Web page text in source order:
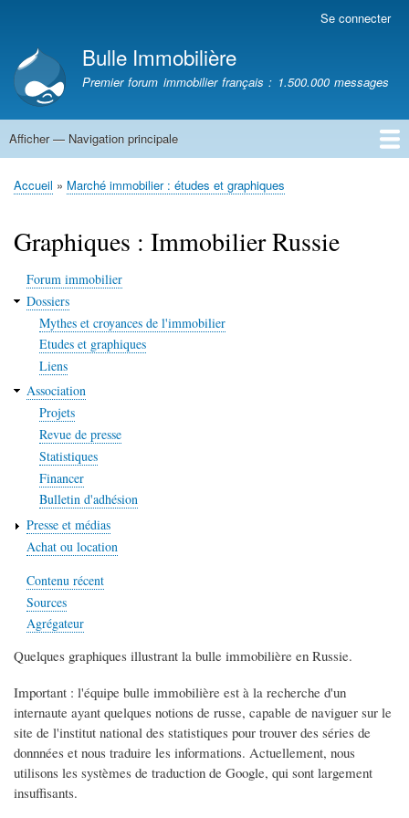
contenu
principal
compte
de
l'utilisateur
Se connecter
Bulle Immobilière
Premier forum immobilier français : 1.500.000 messages
Navigation
Afficher — Navigation principale
Accueil
Fil
Accueil Marché immobilier : études et graphiques
Graphiques : Immobilier Russie
Forum immobilier
Dossiers
Mythes et croyances de l'immobilier
Etudes et graphiques
Liens
Association
Projets
Revue de presse
Statistiques
Financer
Bulletin d'adhésion
Presse et médias
Achat ou location
Contenu récent
Sources
Agrégateur
Quelques graphiques illustrant la bulle immobilière en Russie.
Important : l'équipe bulle immobilière est à la recherche d'un
internaute ayant quelques notions de russe, capable de naviguer sur le
site de l'institut national des statistiques pour trouver des séries de
donnnées et nous traduire les informations. Actuellement, nous
utilisons les systèmes de traduction de Google, qui sont largement
insuffisants.